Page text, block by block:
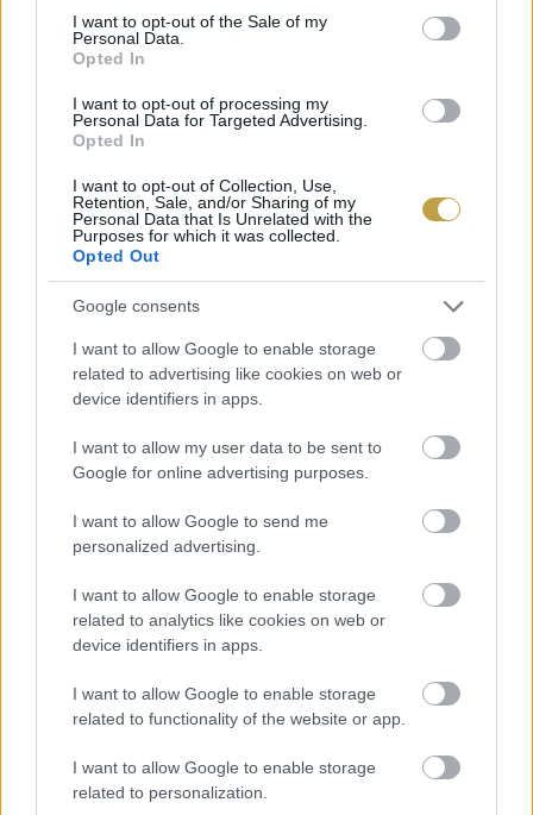
consent section.
I want to opt-out of the Sale of my
Personal Data.
Opted In
I want to opt-out of processing my
Personal Data for Targeted Advertising.
Opted In
I want to opt-out of Collection, Use,
Retention, Sale, and/or Sharing of my
Personal Data that Is Unrelated with the
Purposes for which it was collected.
Opted Out
Google consents
I want to allow Google to enable storage
related to advertising like cookies on web or
device identifiers in apps.
I want to allow my user data to be sent to
Google for online advertising purposes.
I want to allow Google to send me
personalized advertising.
I want to allow Google to enable storage
related to analytics like cookies on web or
device identifiers in apps.
I want to allow Google to enable storage
related to functionality of the website or app.
I want to allow Google to enable storage
related to personalization.
ÁLTALÁNOS INFORMÁCIÓ
Adatvédelmi Szabályzat
Profilom
Játékszabályzat
Moderálási szabályzat